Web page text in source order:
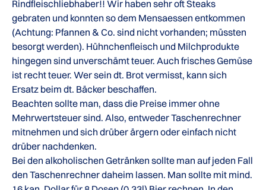
Rindfleischliebhaber!! Wir haben sehr oft Steaks
gebraten und konnten so dem Mensaessen entkommen
(Achtung: Pfannen & Co. sind nicht vorhanden; müssten
besorgt werden). Hühnchenfleisch und Milchprodukte
hingegen sind unverschämt teuer. Auch frisches Gemüse
ist recht teuer. Wer sein dt. Brot vermisst, kann sich
Ersatz beim dt. Bäcker beschaffen.
Beachten sollte man, dass die Preise immer ohne
Mehrwertsteuer sind. Also, entweder Taschenrechner
mitnehmen und sich drüber ärgern oder einfach nicht
drüber nachdenken.
Bei den alkoholischen Getränken sollte man auf jeden Fall
den Taschenrechner daheim lassen. Man sollte mit mind.